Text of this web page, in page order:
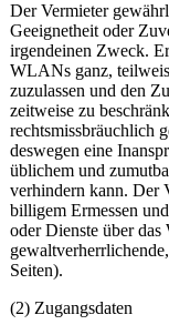
Der Vermieter
Geeignetheit oder
irgendeinen Zweck.
WLANs ganz,
zuzulassen und den
zeitweise zu
rechtsmissbräuchlich
deswegen eine
üblichem und
verhindern kann. Der
billigem Ermessen
oder Dienste über
Seiten).
(2) Zugangsdaten